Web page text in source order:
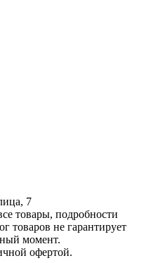
7
товары, подробности
товаров не гарантирует
момент.
офертой.